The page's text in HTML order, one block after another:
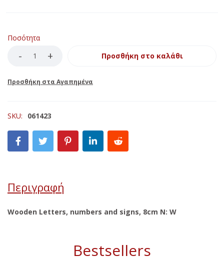
Ποσότητα
Προσθήκη στο καλάθι
SKU: 061423
Περιγραφή
Wooden Letters, numbers and signs, 8cm N: W
Bestsellers